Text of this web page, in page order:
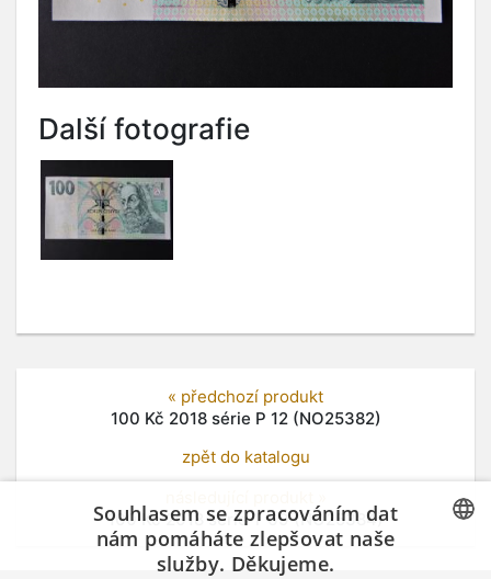
Další fotografie
« předchozí produkt
100 Kč 2018 série P 12 (NO25382)
zpět do katalogu
100 Kč 2018 série T 69 (NO25384)
Souhlasem se zpracováním dat
nám pomáháte zlepšovat naše
služby. Děkujeme.